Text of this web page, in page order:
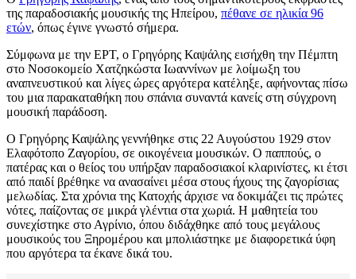
της παραδοσιακής μουσικής της Ηπείρου, πέθανε σε ηλικία 96
ετών, όπως έγινε γνωστό σήμερα.
Σύμφωνα με την ΕΡΤ, ο Γρηγόρης Καψάλης εισήχθη την Πέμπτη
στο Νοσοκομείο Χατζηκώστα Ιωαννίνων με λοίμωξη του
αναπνευστικού και λίγες ώρες αργότερα κατέληξε, αφήνοντας πίσω
του μια παρακαταθήκη που σπάνια συναντά κανείς στη σύγχρονη
μουσική παράδοση.
Ο Γρηγόρης Καψάλης γεννήθηκε στις 22 Αυγούστου 1929 στον
Ελαφότοπο Ζαγορίου, σε οικογένεια μουσικών. Ο παππούς, ο
πατέρας και ο θείος του υπήρξαν παραδοσιακοί κλαρινίστες, κι έτσι
από παιδί βρέθηκε να ανασαίνει μέσα στους ήχους της ζαγορίσιας
μελωδίας. Στα χρόνια της Κατοχής άρχισε να δοκιμάζει τις πρώτες
νότες, παίζοντας σε μικρά γλέντια στα χωριά. Η μαθητεία του
συνεχίστηκε στο Αγρίνιο, όπου διδάχθηκε από τους μεγάλους
μουσικούς του Ξηρομέρου και μπολιάστηκε με διαφορετικά ύφη
που αργότερα τα έκανε δικά του.